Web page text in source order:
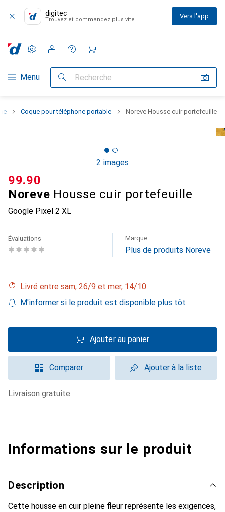
digitec
Trouvez et commandez plus vite Vers l'app
Navigation par catégorie
Menu Recherche
Paramètres
Compte client
Listes de comparaison
Listes d'envies
Panier
Coque pour téléphone portable Noreve Housse cuir portefeuille
2 images
Noreve Housse cuir portefeuille
Google Pixel 2 XL
CHF
99.90
Évaluations Marque
Plus de produits Noreve
Livré entre sam, 26/9 et mer, 14/10
M'informer si le produit est disponible plus tôt
Ajouter au panier
Comparer Ajouter à la liste
livraison gratuite
Informations sur le produit
Description
Cette housse en cuir pleine fleur représente les exigences,